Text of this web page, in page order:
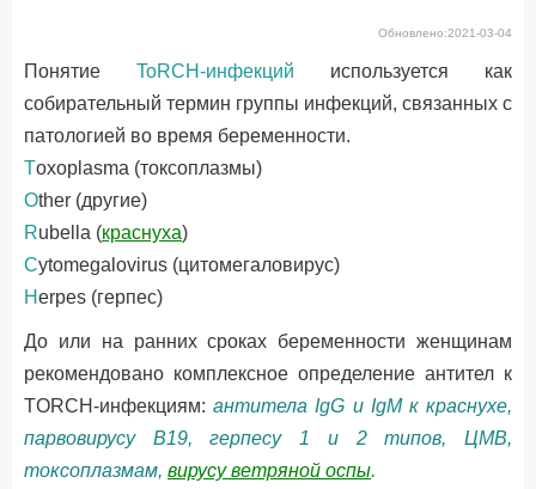
Обновлено:2021-03-04
Понятие ToRCH-инфекций используется как
собирательный термин группы инфекций, связанных с
патологией во время беременности.
Toxoplasma (токсоплазмы)
Other (другие)
Rubella (краснуха)
Cytomegalovirus (цитомегаловирус)
Herpes (герпес)
До или на ранних сроках беременности женщинам
рекомендовано комплексное определение антител к
TORCH-инфекциям:антитела IgG и IgM к краснухе,
парвовирусу В19, герпесу 1 и 2 типов, ЦМВ,
токсоплазмам, вирусу ветряной оспы.